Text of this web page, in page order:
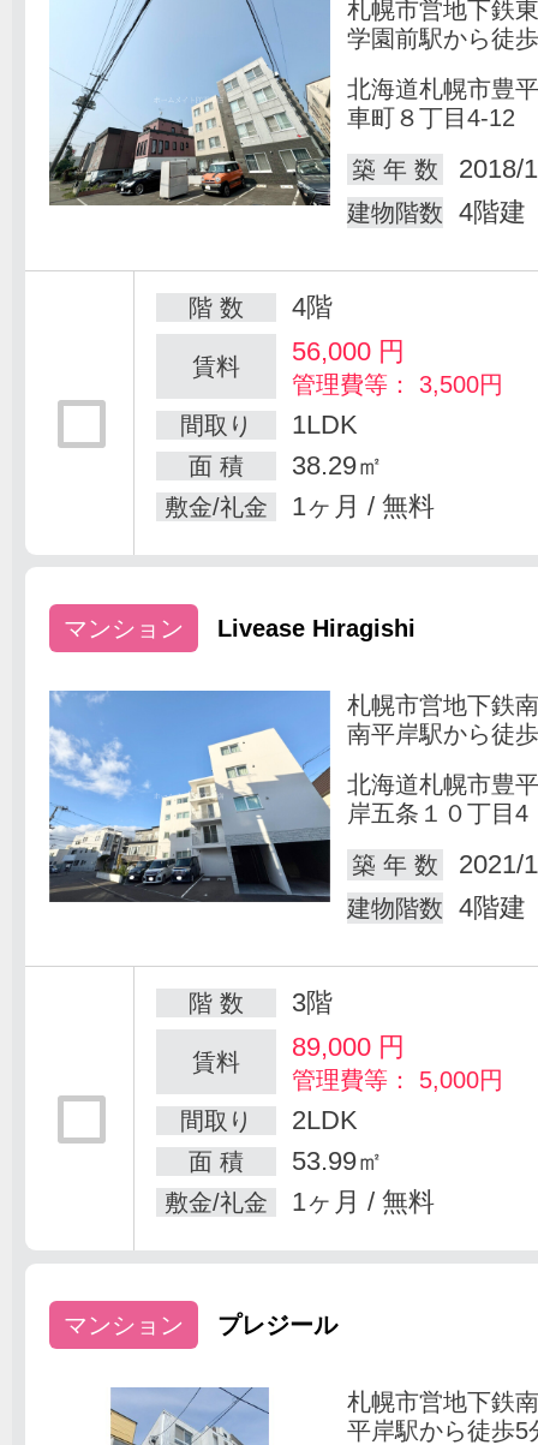
札幌市営地下鉄
学園前駅から徒
北海道札幌市豊
車町８丁目4-12
築 年 数
2018/
建物階数 4階建
階 数 4階
賃料 56,000円
管理費等： 3,500円
間取り
1LDK
面 積 38.29㎡
敷金/礼金 1ヶ月 / 無料
マンション Livease Hiragishi
札幌市営地下鉄
南平岸駅から徒
北海道札幌市豊
岸五条１０丁目4
築 年 数
2021/
建物階数 4階建
階 数 3階
賃料 89,000円
管理費等： 5,000円
間取り
2LDK
面 積 53.99㎡
敷金/礼金 1ヶ月 / 無料
マンション プレジール
札幌市営地下鉄
平岸駅から徒歩5